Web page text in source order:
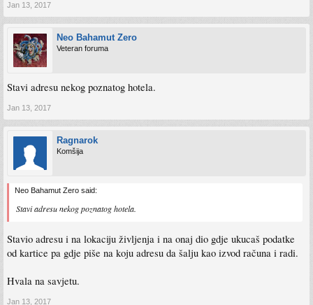
Jan 13, 2017
Neo Bahamut Zero
Veteran foruma
Stavi adresu nekog poznatog hotela.
Jan 13, 2017
Ragnarok
Komšija
Neo Bahamut Zero said:
Stavi adresu nekog poznatog hotela.
Stavio adresu i na lokaciju življenja i na onaj dio gdje ukucaš podatke
od kartice pa gdje piše na koju adresu da šalju kao izvod računa i radi.
Hvala na savjetu.
Jan 13, 2017